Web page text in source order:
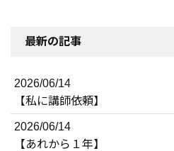
最新の記事
2026/06/14
【私に講師依頼】
2026/06/14
【あれから１年】